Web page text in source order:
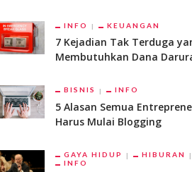
INFO KEUANGAN
7 Kejadian Tak Terduga
Membutuhkan Dana
BISNIS INFO
5 Alasan Semua
Harus Mulai Blogging
GAYA HIDUP
HIBURAN
INFO